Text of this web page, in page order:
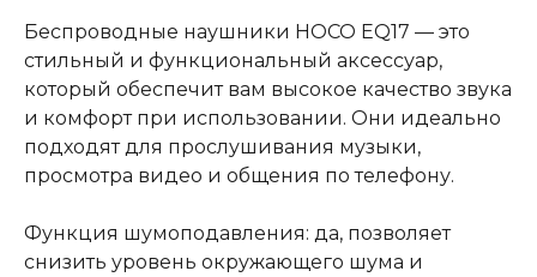
Беспроводные наушники HOCO EQ17 — это
стильный и функциональный аксессуар,
который обеспечит вам высокое качество звука
и комфорт при использовании. Они идеально
подходят для прослушивания музыки,
просмотра видео и общения по телефону.
Функция шумоподавления: да, позволяет
снизить уровень окружающего шума и